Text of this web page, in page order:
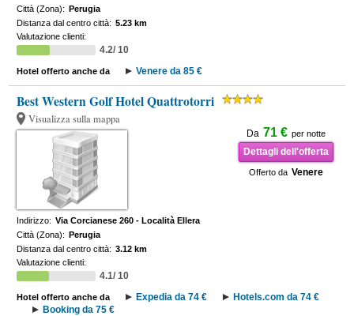
Città (Zona): Perugia
Distanza dal centro città: 5.23 km
Valutazione clienti:
4.2/ 10
Hotel offerto anche da Venere da 85 €
Best Western Golf Hotel Quattrotorri
Visualizza sulla mappa
Da 71 € per notte
Dettagli dell'offerta
Offerto da Venere
Indirizzo: Via Corcianese 260 - Località Ellera
Città (Zona): Perugia
Distanza dal centro città: 3.12 km
Valutazione clienti:
4.1/ 10
Hotel offerto anche da Expedia da 74 €
Hotels.com da 74 €
Booking da 75 €